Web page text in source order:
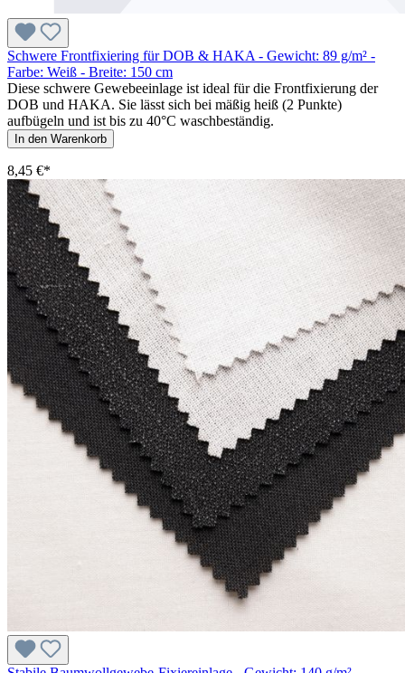
Schwere Frontfixiering für DOB & HAKA - Gewicht: 89 g/m² -
Farbe: Weiß - Breite: 150 cm
Diese schwere Gewebeeinlage ist ideal für die Frontfixierung der
DOB und HAKA. Sie lässt sich bei mäßig heiß (2 Punkte)
aufbügeln und ist bis zu 40°C waschbeständig.
In den Warenkorb
8,45 €*